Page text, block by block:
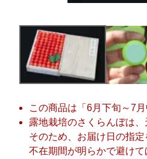
この商品は「6月下旬～7
露地栽培のさくらんぼは
そのため、お届け日の指
不在期間が明らかで避け